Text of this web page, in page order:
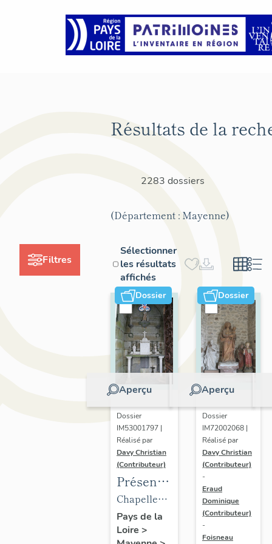
Filtres
Résultats de la
2283 dossiers
(Département : Mayenne)
Sélectionner
les résultats
affichés
Dossier
Aperçu
Dossier
IM53001797 |
Réalisé par
Davy Christian
(Contributeur)
Présentation
du
mobilier
de la
Chapelle
funéraire
de la
Pays de la
Loire >
Dossier
Aperçu
Dossier
IM72002068 |
Réalisé par
Davy Christian
(Contributeur)
-
Eraud
Dominique
(Contributeur)
-
Foisneau